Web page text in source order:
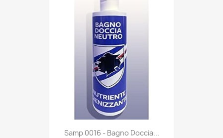
Anteprima
Samp 0016 - Bagno Doccia...